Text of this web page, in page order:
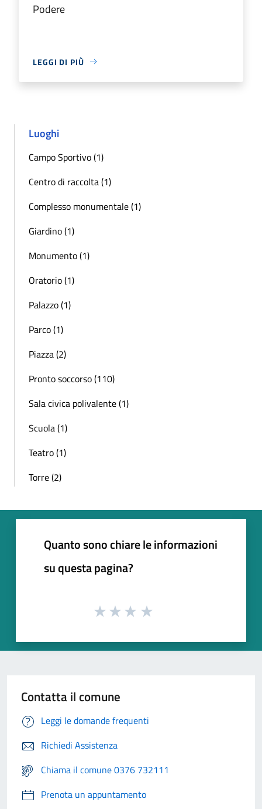
Podere
LEGGI DI PIÙ
Luoghi
Campo Sportivo (1)
Centro di raccolta (1)
Complesso monumentale (1)
Giardino (1)
Monumento (1)
Oratorio (1)
Palazzo (1)
Parco (1)
Piazza (2)
Pronto soccorso (110)
Sala civica polivalente (1)
Scuola (1)
Teatro (1)
Torre (2)
Quanto sono chiare le informazioni
su questa pagina?
Contatta il comune
Leggi le domande frequenti
Richiedi Assistenza
Chiama il comune 0376 732111
Prenota un appuntamento